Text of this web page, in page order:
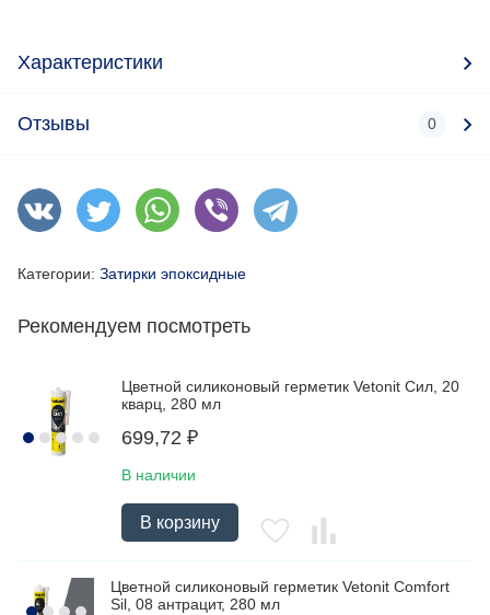
Характеристики
Отзывы 0
Категории: Затирки эпоксидные
Рекомендуем посмотреть
Цветной силиконовый герметик Vetonit Сил, 20
кварц, 280 мл
699,72 ₽
В наличии
В корзину
Цветной силиконовый герметик Vetonit Comfort
Sil, 08 антрацит, 280 мл